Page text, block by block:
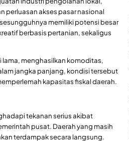
perluasan akses pasar nasional
memiliki potensi besar
berbasis pertanian, sekaligus
lama, menghasilkan komoditas,
jangka panjang, kondisi tersebut
kapasitas fiskal daerah.
tekanan serius akibat
pusat. Daerah yang masih
terdampak secara langsung.